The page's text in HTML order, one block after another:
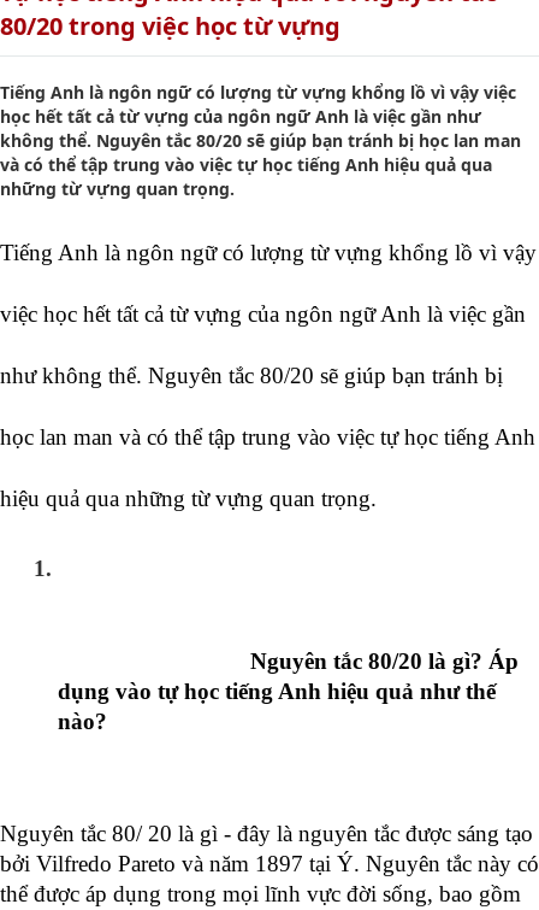
80/20 trong việc học từ vựng
Tiếng Anh là ngôn ngữ có lượng từ vựng khổng lồ vì vậy việc
học hết tất cả từ vựng của ngôn ngữ Anh là việc gần như
không thể. Nguyên tắc 80/20 sẽ giúp bạn tránh bị học lan man
và có thể tập trung vào việc tự học tiếng Anh hiệu quả qua
những từ vựng quan trọng.
Tiếng Anh là ngôn ngữ có lượng từ vựng khổng lồ vì vậy
việc học hết tất cả từ vựng của ngôn ngữ Anh là việc gần
như không thể. Nguyên tắc 80/20 sẽ giúp bạn tránh bị
học lan man và có thể tập trung vào việc tự học tiếng Anh
hiệu quả qua những từ vựng quan trọng.
Nguyên tắc 80/20 là gì? Áp
dụng vào tự học tiếng Anh hiệu quả như thế
nào?
Nguyên tắc 80/ 20 là gì - đây là nguyên tắc được sáng tạo
bởi Vilfredo Pareto và năm 1897 tại Ý. Nguyên tắc này có
thể được áp dụng trong mọi lĩnh vực đời sống, bao gồm